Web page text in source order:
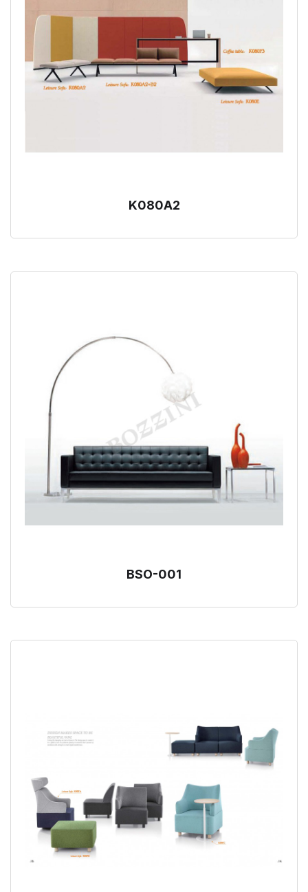
K080A2
BSO-001